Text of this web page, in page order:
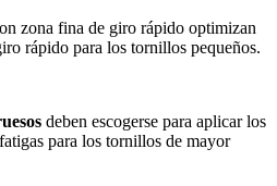
zona fina de giro rápido optimizan
rápido para los tornillos pequeños.
deben escogerse para aplicar los
para los tornillos de mayor